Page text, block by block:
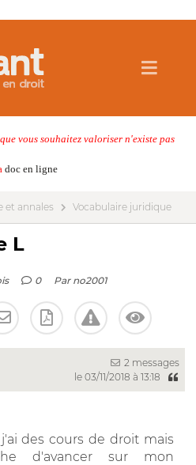
vous souhaitez valoriser n'existe pas
doc en ligne
et annales Vocabulaire juridique
L
0 Par no2001
2 messages
le 03/11/2018 à 13:18
des cours de droit mais
d'avancer sur mon